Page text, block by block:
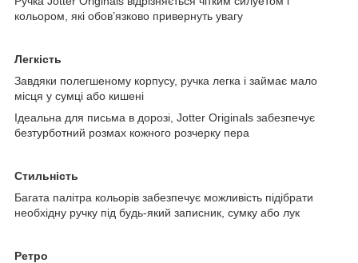
кольором, які обов’язково привернуть увагу
Легкість
Завдяки полегшеному корпусу, ручка легка і займає мало
місця у сумці або кишені
Ідеальна для письма в дорозі, Jotter Originals забезпечує
безтурботний розмах кожного розчерку пера
Стильність
Багата палітра кольорів забезпечує можливість підібрати
необхідну ручку під будь-який записник, сумку або лук
Ретро